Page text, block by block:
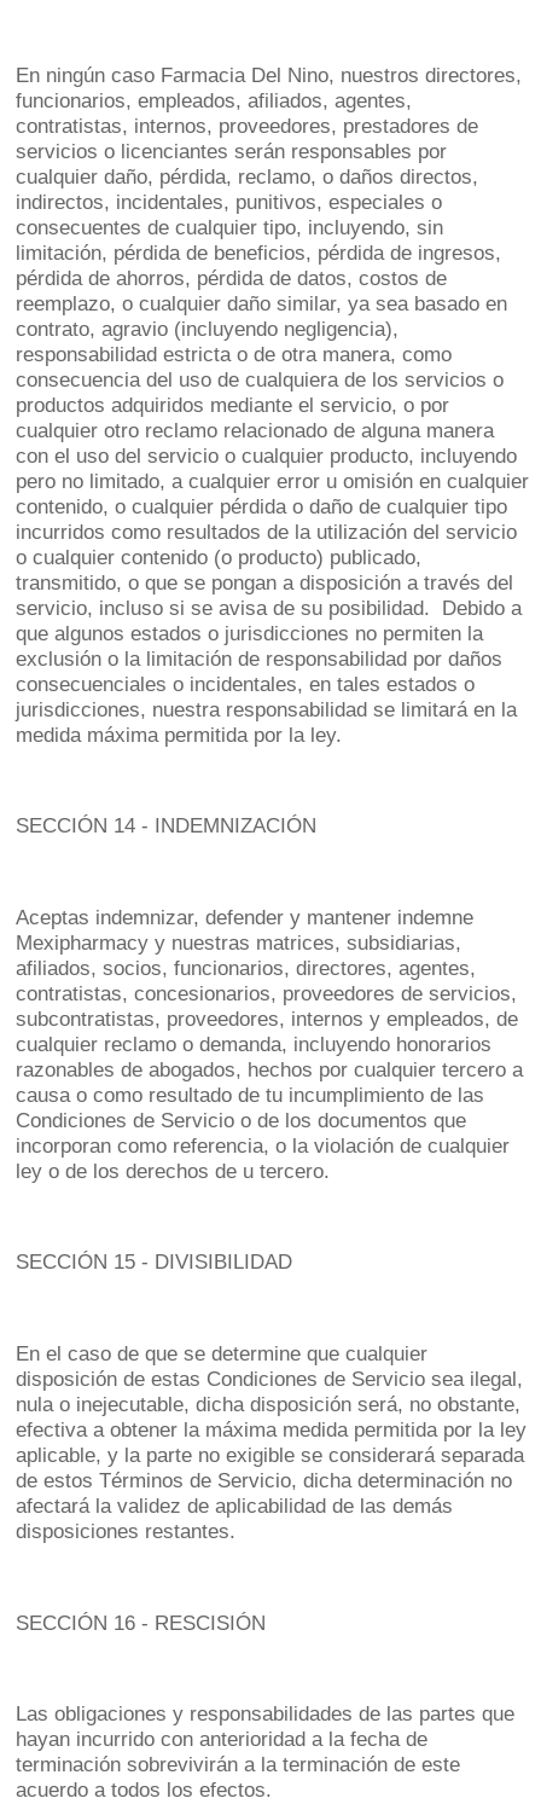
En ningún caso Farmacia Del Nino, nuestros directores,
funcionarios, empleados, afiliados, agentes,
contratistas, internos, proveedores, prestadores de
servicios o licenciantes serán responsables por
cualquier daño, pérdida, reclamo, o daños directos,
indirectos, incidentales, punitivos, especiales o
consecuentes de cualquier tipo, incluyendo, sin
limitación, pérdida de beneficios, pérdida de ingresos,
pérdida de ahorros, pérdida de datos, costos de
reemplazo, o cualquier daño similar, ya sea basado en
contrato, agravio (incluyendo negligencia),
responsabilidad estricta o de otra manera, como
consecuencia del uso de cualquiera de los servicios o
productos adquiridos mediante el servicio, o por
cualquier otro reclamo relacionado de alguna manera
con el uso del servicio o cualquier producto, incluyendo
pero no limitado, a cualquier error u omisión en cualquier
contenido, o cualquier pérdida o daño de cualquier tipo
incurridos como resultados de la utilización del servicio
o cualquier contenido (o producto) publicado,
transmitido, o que se pongan a disposición a través del
servicio, incluso si se avisa de su posibilidad. Debido a
que algunos estados o jurisdicciones no permiten la
exclusión o la limitación de responsabilidad por daños
consecuenciales o incidentales, en tales estados o
jurisdicciones, nuestra responsabilidad se limitará en la
medida máxima permitida por la ley.
SECCIÓN 14 - INDEMNIZACIÓN
Aceptas indemnizar, defender y mantener indemne
Mexipharmacy y nuestras matrices, subsidiarias,
afiliados, socios, funcionarios, directores, agentes,
contratistas, concesionarios, proveedores de servicios,
subcontratistas, proveedores, internos y empleados, de
cualquier reclamo o demanda, incluyendo honorarios
razonables de abogados, hechos por cualquier tercero a
causa o como resultado de tu incumplimiento de las
Condiciones de Servicio o de los documentos que
incorporan como referencia, o la violación de cualquier
ley o de los derechos de u tercero.
SECCIÓN 15 - DIVISIBILIDAD
En el caso de que se determine que cualquier
disposición de estas Condiciones de Servicio sea ilegal,
nula o inejecutable, dicha disposición será, no obstante,
efectiva a obtener la máxima medida permitida por la ley
aplicable, y la parte no exigible se considerará separada
de estos Términos de Servicio, dicha determinación no
afectará la validez de aplicabilidad de las demás
disposiciones restantes.
SECCIÓN 16 - RESCISIÓN
Las obligaciones y responsabilidades de las partes que
hayan incurrido con anterioridad a la fecha de
terminación sobrevivirán a la terminación de este
acuerdo a todos los efectos.